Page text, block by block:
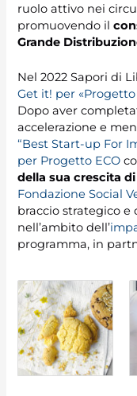
ruolo attivo nei
promuovendo il
Grande
Nel 2022 Sapori di
Get it! per
Dopo aver
accelerazione e
“Best Start-up For
per Progetto ECO
della sua crescita
Fondazione Social
braccio strategico e
nell’ambito dell’
programma, in